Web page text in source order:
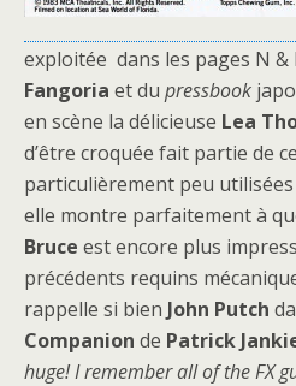
exploitée dans les pages N &
Fangoria et du pressbook
en scène la délicieuse Lea
d’être croquée fait partie de
particulièrement peu utilisées
elle montre parfaitement à
Bruce est encore plus
précédents requins
rappelle si bien John Putch
Companion de Patrick
huge! I remember all of the FX